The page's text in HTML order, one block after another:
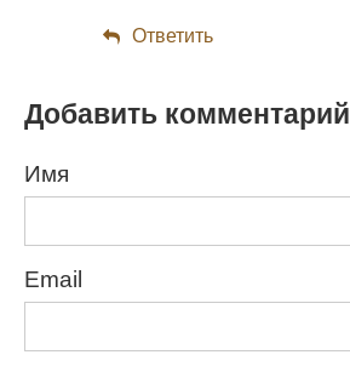
Ответить
Добавить комментарий
Имя
Email